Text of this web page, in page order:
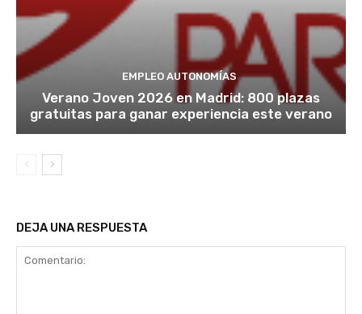
EMPLEO AUTONOMÍAS
Verano Joven 2026 en Madrid: 800 plazas
gratuitas para ganar experiencia este verano
DEJA UNA RESPUESTA